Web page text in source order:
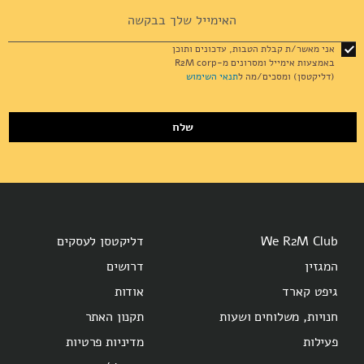
for
Our
Newsletter:
שלח
אני מאשר/ת קבלת הטבות, עדכונים ותוכן
באמצעות אימייל ומסרונים מ-R2M corp
(דליקטסן) ומסכים/מה לתנאי השימוש
We R2M Club
המגזין
גיפט קארד
חנויות, משלוחים ושעות
פעילות
דליקטסן לעסקים
דרושים
אודות
תקנון האתר
מדיניות פרטיות